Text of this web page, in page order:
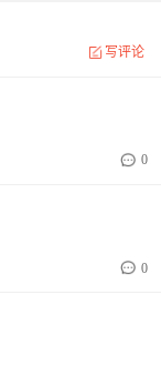
写评论
0
0